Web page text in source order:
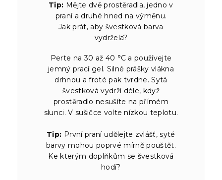
Tip: Mějte dvě prostěradla, jedno v
praní a druhé hned na výměnu.
Jak prát, aby švestková barva
vydržela?
Perte na 30 až 40 °C a používejte
jemný prací gel. Silné prášky vlákna
drhnou a froté pak tvrdne. Sytá
švestková vydrží déle, když
prostěradlo nesušíte na přímém
slunci. V sušičce volte nízkou teplotu.
Tip: První praní udělejte zvlášť, syté
barvy mohou poprvé mírně pouštět.
Ke kterým doplňkům se švestková
hodí?